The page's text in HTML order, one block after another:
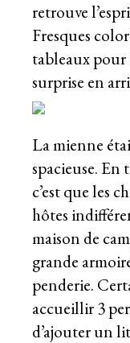
retrouve
Fresques
tableaux pour
surprise en
La mienne
spacieuse. En
c’est que les
hôtes
maison de
grande
penderie.
accueillir 3
d’ajouter un